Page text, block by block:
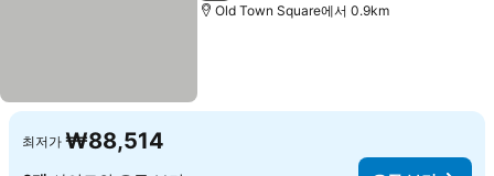
Old Town Square에서 0.9km
최저가 ₩88,514